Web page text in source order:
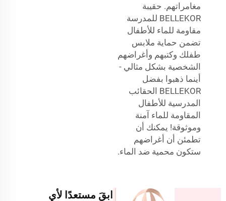
مغامراتهم. حقيبة
BELLEKOR للمدرسة
مقاومة للماء للأطفال
تضمن حماية ملابس
طفلك وكتبهم وأغراضهم
الشخصية بشكل مثالي -
أينما ذهبوا بفضل
BELLEKOR الحقائب
المدرسية للأطفال
المقاومة للماء آمنة
وموثوقة! يمكنك أن
تطمئن أن أغراضهم
ستكون محمية ضد الماء.
ابقَ مستعدًا لأي